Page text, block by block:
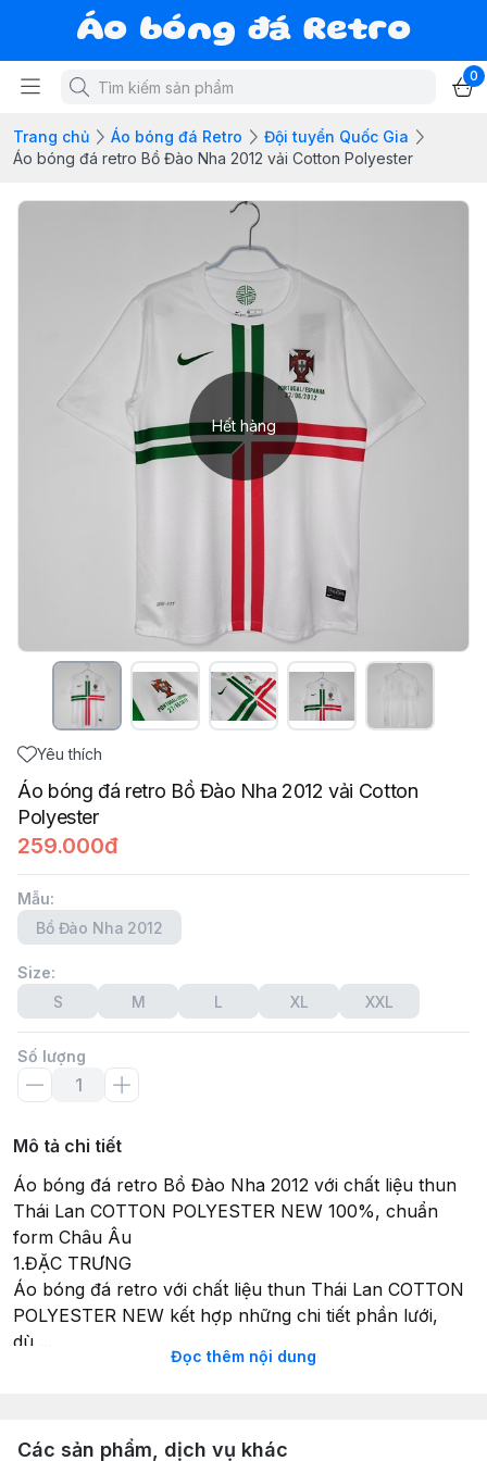
Áo bóng đá Retro
0
Trang chủ Áo bóng đá Retro
Đội tuyển Quốc Gia
Áo bóng đá retro Bồ Đào Nha 2012 vải Cotton Polyester
Hết hàng
Yêu thích
Áo bóng đá retro Bồ Đào Nha 2012 vải Cotton
Polyester
259.000đ
Mẫu:
Bồ Đào Nha 2012
Size:
S
M L XL XXL
Số lượng
Mô tả chi tiết
Áo bóng đá retro Bồ Đào Nha 2012 với chất liệu thun
Thái Lan COTTON POLYESTER NEW 100%, chuẩn
form Châu Âu
1.ĐẶC TRƯNG
Áo bóng đá retro với chất liệu thun Thái Lan COTTON
POLYESTER NEW kết hợp những chi tiết phần lưới,
dù,...
Với chi tiết áo bóng đá có cổ được in sắc sảo, cùng
áo đấu
Đọc thêm nội dung
Các sản phẩm, dịch vụ khác